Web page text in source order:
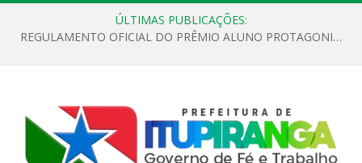
ÚLTIMAS PUBLICAÇÕES:
REGULAMENTO OFICIAL DO PRÊMIO ALUNO PROTAGONISTA – EDIÇÃO 2026